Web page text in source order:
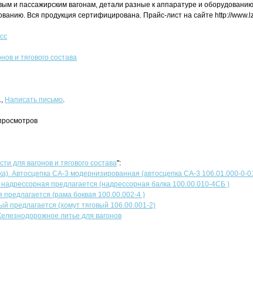
и пассажирским вагонам, детали разные к аппаратуре и
Вся продукция сертифицирована. Прайс-лист на сайте http://
и тягового состава
Написать письмо.
для вагонов и тягового состава":
Автосцепка СА-3 модернизированная (автосцепка СА-3 106.01.000-0-
предлагается (надрессорная балка 100.00.010-4СБ )
предлагается (рама боквая 100.00.002-4 )
предлагается (хомут тяговый 106.00.001-2)
литье для вагонов